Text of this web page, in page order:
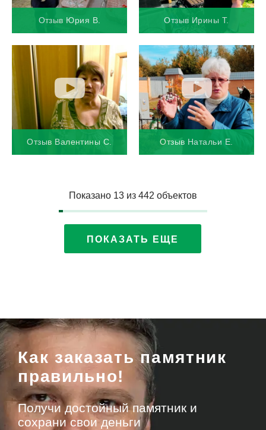
Отзыв Юрия В. Отзыв Ирины Т.
Отзыв Валентины С. Отзыв Натальи Е.
Показано 13из 442 объектов
ПОКАЗАТЬ ЕЩЕ
Как заказать памятник
правильно!
Получи достойный памятник и
сохрани свои деньги